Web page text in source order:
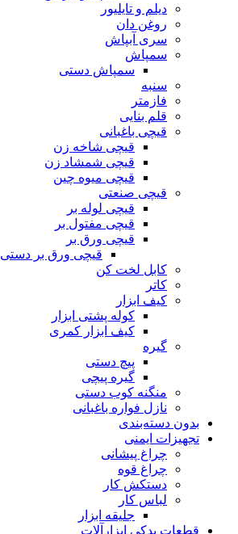
دیلم و تایلیور
روغن دان
سری آبپاش
سمپاش
سمپاش دستی
سنبه
فازمتر
قلم بنایی
قیچی باغبانی
قیچی شاخه زن
قیچی شمشاد زن
قیچی میوه چین
قیچی صنعتی
قیچی لوله بر
قیچی مفتول بر
قیچی ورق بر
قیچی ورق بر دستی
کابل لخت کن
کاتر
کیف ابزار
کوله پشتی ابزار
کیف ابزار کمری
گیره
پیچ دستی
گیره پیچی
منگنه کوب دستی
نازل فواره باغبانی
بدون دسته‌بندی
تجهیزات ایمنی
چراغ پیشانی
چراغ قوه
دستکش کار
لباس کار
جلیقه ابزار
قطعات یدکی ابزارآلات